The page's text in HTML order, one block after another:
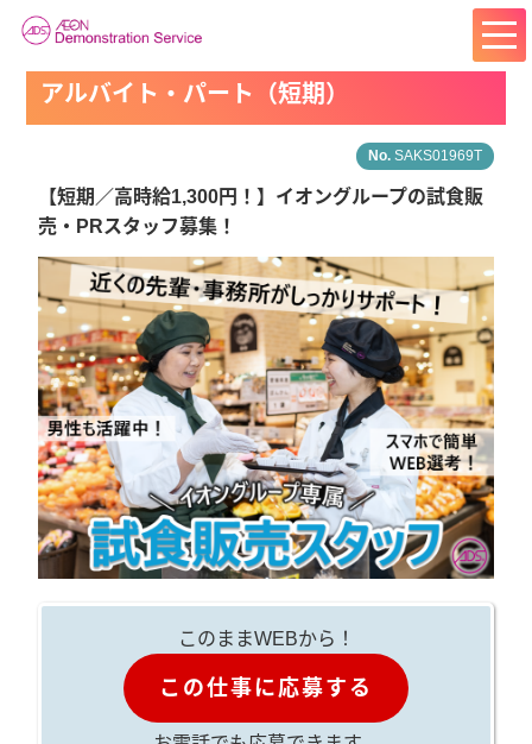
アルバイト・パート（短期）
SAKS01969T
【短期／高時給1,300円！】イオングループの試食販
売・PRスタッフ募集！
このままWEBから！
この仕事に応募する